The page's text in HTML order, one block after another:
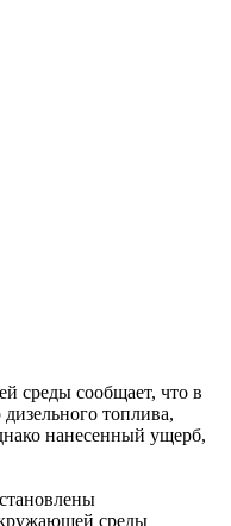
среды сообщает, что в
топлива,
нанесенный ущерб,
среды